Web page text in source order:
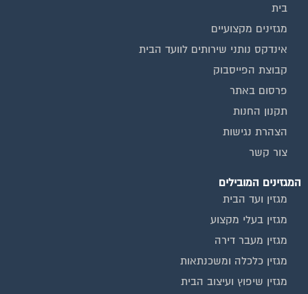
בית
מגזינים מקצועיים
אינדקס נותני שירותים לוועד הבית
קבוצת הפייסבוק
פרסום באתר
תקנון החנות
הצהרת נגישות
צור קשר
המגזינים המובילים
מגזין ועד הבית
מגזין בעלי מקצוע
מגזין מעבר דירה
מגזין כלכלה ומשכנתאות
מגזין שיפוץ ועיצוב הבית